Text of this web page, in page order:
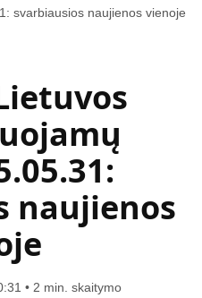
Temos
Technologijos
Gyvenimo būdas
Vasaros mada
Tėvai ir vaikai
Informacija
svarbiausios naujienos vienoje
naujienos
• 2 min. skaitymo